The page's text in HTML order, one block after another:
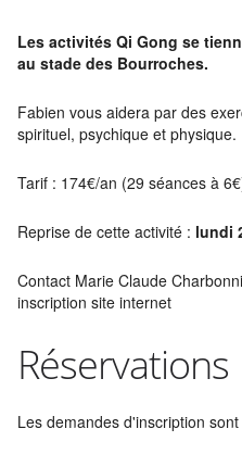
Les activités Qi Gong se
au stade des Bourroches.
Fabien vous aidera par des
spirituel, psychique et physique.
Tarif : 174€/an (29 séances à
Reprise de cette activité : lundi
Contact Marie Claude
inscription site internet
Réservations
Les demandes d'inscription